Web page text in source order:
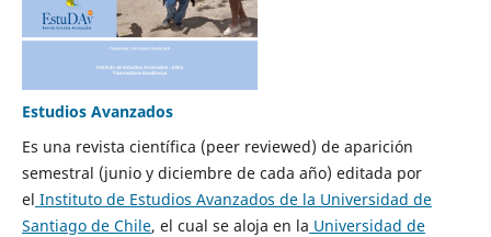
Estudios Avanzados
Es una revista científica (peer reviewed) de aparición
semestral (junio y diciembre de cada año) editada por
el Instituto de Estudios Avanzados de la Universidad de
Santiago de Chile, el cual se aloja en la Universidad de